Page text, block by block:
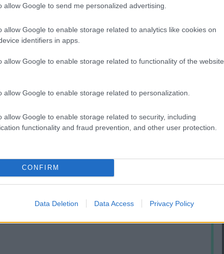
allow Google to send me personalized advertising.
allow Google to enable storage related to analytics like cookies on
identifiers in apps.
allow Google to enable storage related to functionality of the website
allow Google to enable storage related to personalization.
allow Google to enable storage related to security, including
functionality and fraud prevention, and other user protection.
CONFIRM
Data Deletion Data Access Privacy Policy